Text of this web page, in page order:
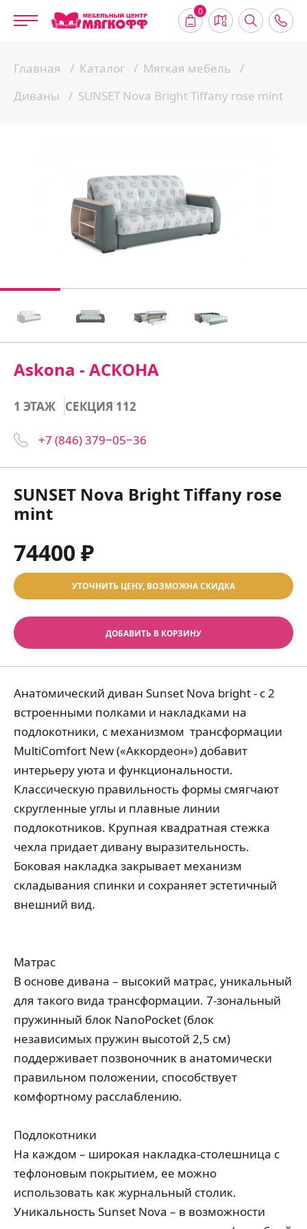
0
Главная Каталог
Мягкая мебель
Диваны
SUNSET Nova Bright Tiffany rose mint
Askona - АСКОНА
1 ЭТАЖ СЕКЦИЯ 112
+7 (846) 379‒05‒36
SUNSET Nova Bright Tiffany rose
mint
74400 ₽
УТОЧНИТЬ ЦЕНУ, ВОЗМОЖНА СКИДКА
ДОБАВИТЬ В КОРЗИНУ
Анатомический диван Sunset Nova bright - с 2
встроенными полками и накладками на
подлокотники, с механизмом трансформации
MultiComfort New («Аккордеон») добавит
интерьеру уюта и функциональности.
Классическую правильность формы смягчают
скругленные углы и плавные линии
подлокотников. Крупная квадратная стежка
чехла придает дивану выразительность.
Боковая накладка закрывает механизм
складывания спинки и сохраняет эстетичный
внешний вид.
Матрас
В основе дивана – высокий матрас, уникальный
для такого вида трансформации. 7-зональный
пружинный блок NanoPocket (блок
независимых пружин высотой 2,5 см)
поддерживает позвоночник в анатомически
правильном положении, способствует
комфортному расслаблению.
Подлокотники
На каждом – широкая накладка-столешница с
тефлоновым покрытием, ее можно
использовать как журнальный столик.
Уникальность Sunset Nova – в возможности